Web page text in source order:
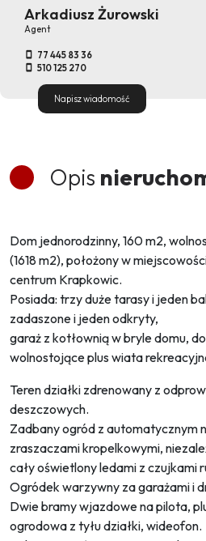
Arkadiusz Żurowski
Agent
77 445 83 36
510 125 270
Napisz wiadomość
Opis
Dom jednorodzinny, 160 m2,
(1618 m2), położony w
centrum Krapkowic.
Posiada: trzy duże tarasy i jeden
zadaszone i jeden odkryty,
garaż z kotłownią w bryle domu,
wolnostojące plus wiata
Teren działki zdrenowany z
deszczowych.
Zadbany ogród z automatycznym
zraszaczami kropelkowymi,
cały oświetlony ledami z czujkami
Ogródek warzywny za garażami i
Dwie bramy wjazdowe na pilota,
ogrodowa z tyłu działki, wideofon.